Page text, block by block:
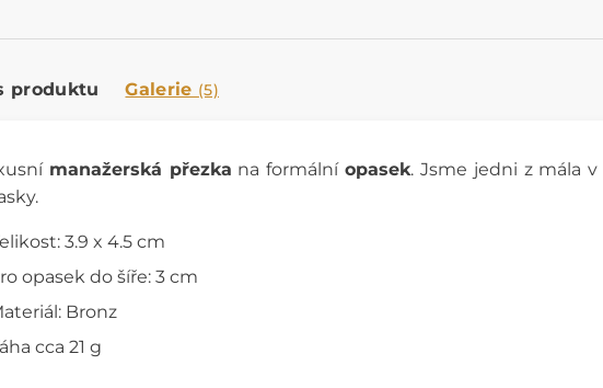
produktu Galerie (5)
manažerská přezka na formálníopasek. Jsme jedni z mála
3.9 x 4.5 cm
opasek do šíře: 3 cm
Bronz
cca 21 g